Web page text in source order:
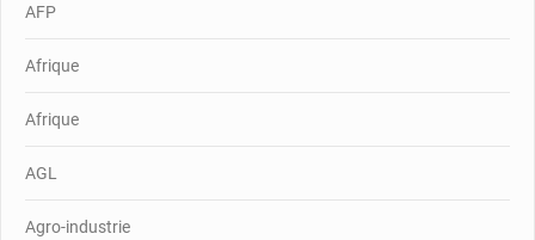
AFP
Afrique
Afrique
AGL
Agro-industrie